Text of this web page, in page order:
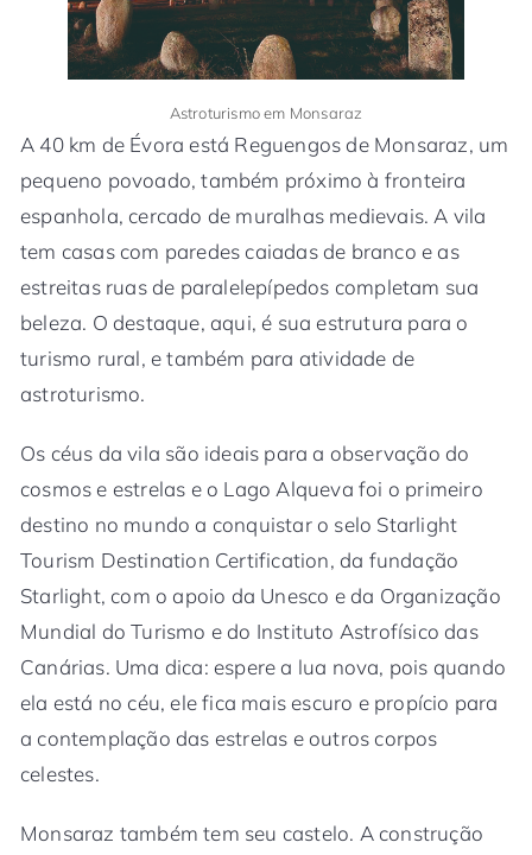
Astroturismo em Monsaraz
A 40 km de Évora está Reguengos de Monsaraz, um
pequeno povoado, também próximo à fronteira
espanhola, cercado de muralhas medievais. A vila
tem casas com paredes caiadas de branco e as
estreitas ruas de paralelepípedos completam sua
beleza. O destaque, aqui, é sua estrutura para o
turismo rural, e também para atividade de
astroturismo.
Os céus da vila são ideais para a observação do
cosmos e estrelas e o Lago Alqueva foi o primeiro
destino no mundo a conquistar o selo Starlight
Tourism Destination Certification, da fundação
Starlight, com o apoio da Unesco e da Organização
Mundial do Turismo e do Instituto Astrofísico das
Canárias. Uma dica: espere a lua nova, pois quando
ela está no céu, ele fica mais escuro e propício para
a contemplação das estrelas e outros corpos
celestes.
Monsaraz também tem seu castelo. A construção